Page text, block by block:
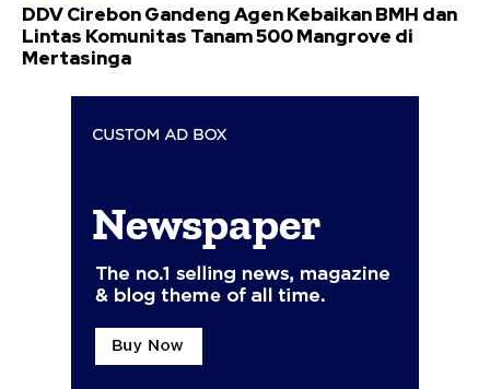
DDV Cirebon Gandeng Agen Kebaikan BMH dan
Lintas Komunitas Tanam 500 Mangrove di
Mertasinga